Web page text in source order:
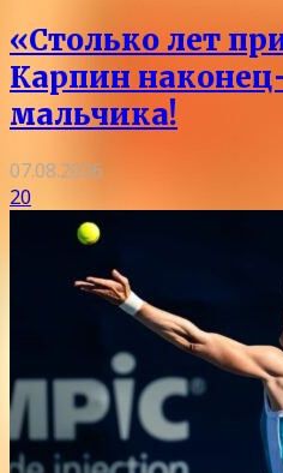
«Столько лет
Карпин
мальчика!
07.08.2026
20